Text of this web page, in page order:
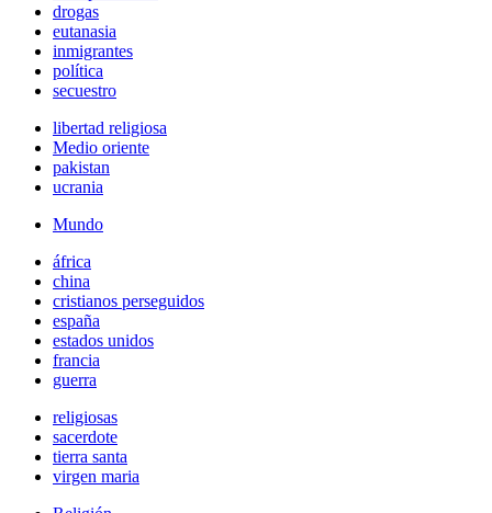
drogas
eutanasia
inmigrantes
política
secuestro
libertad religiosa
Medio oriente
pakistan
ucrania
Mundo
áfrica
china
cristianos perseguidos
españa
estados unidos
francia
guerra
religiosas
sacerdote
tierra santa
virgen maria